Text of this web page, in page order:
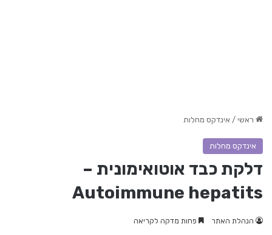
ראשי / אינדקס מחלות
אינדקס מחלות
דלקת כבד אוטואימונית –
Autoimmune hepatits
הנהלת האתר פחות מדקה לקריאה